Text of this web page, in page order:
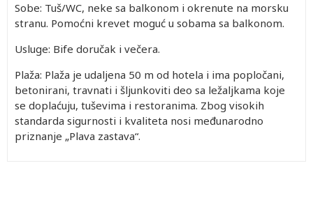
Sobe: Tuš/WC, neke sa balkonom i okrenute na morsku
stranu. Pomoćni krevet moguć u sobama sa balkonom.
Usluge: Bife doručak i večera.
Plaža: Plaža je udaljena 50 m od hotela i ima popločani,
betonirani, travnati i šljunkoviti deo sa ležaljkama koje
se doplaćuju, tuševima i restoranima. Zbog visokih
standarda sigurnosti i kvaliteta nosi međunarodno
priznanje „Plava zastava“.